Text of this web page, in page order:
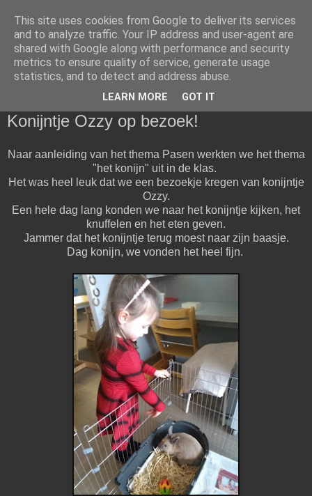
Klasblog van juf Christel en
juf Alisha
Konijntje Ozzy op bezoek!
Naar aanleiding van het thema Pasen werkten we het thema
"het konijn" uit in de klas.
Het was heel leuk dat we een bezoekje kregen van konijntje
Ozzy.
Een hele dag lang konden we naar het konijntje kijken, het
knuffelen en het eten geven.
Jammer dat het konijntje terug moest naar zijn baasje.
Dag konijn, we vonden het heel fijn.
This site uses cookies from Google to deliver its services
and to analyze traffic. Your IP address and user-agent are
shared with Google along with performance and security
metrics to ensure quality of service, generate usage
statistics, and to detect and address abuse.
LEARN MORE GOT IT